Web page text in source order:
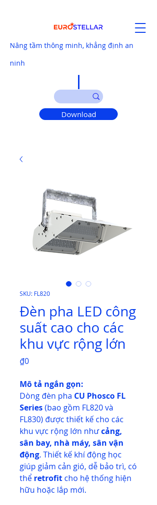
Nâng tầm thông minh, khẳng định an
ninh
Download
SKU: FL820
Đèn pha LED công
suất cao cho các
khu vực rộng lớn
₫0Price
Mô tả ngắn gọn:
Dòng đèn pha CU Phosco FL
Series(bao gồm FL820 và
FL830) được thiết kế cho các
khu vực rộng lớn nhưcảng,
sân bay, nhà máy, sân vận
động. Thiết kế khí động học
giúp giảm cản gió, dễ bảo trì, có
thể retrofit cho hệ thống hiện
hữu hoặc lắp mới.